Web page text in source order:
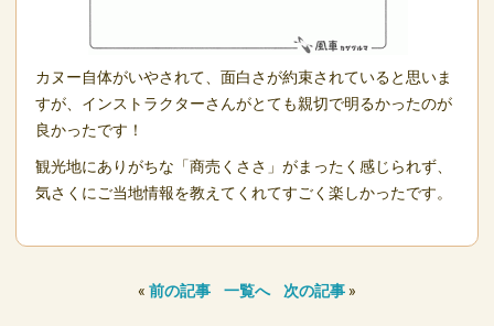
カヌー自体がいやされて、面白さが約束されていると思いま
すが、インストラクターさんがとても親切で明るかったのが
良かったです！
観光地にありがちな「商売くささ」がまったく感じられず、
気さくにご当地情報を教えてくれてすごく楽しかったです。
« 前の記事 一覧へ 次の記事 »